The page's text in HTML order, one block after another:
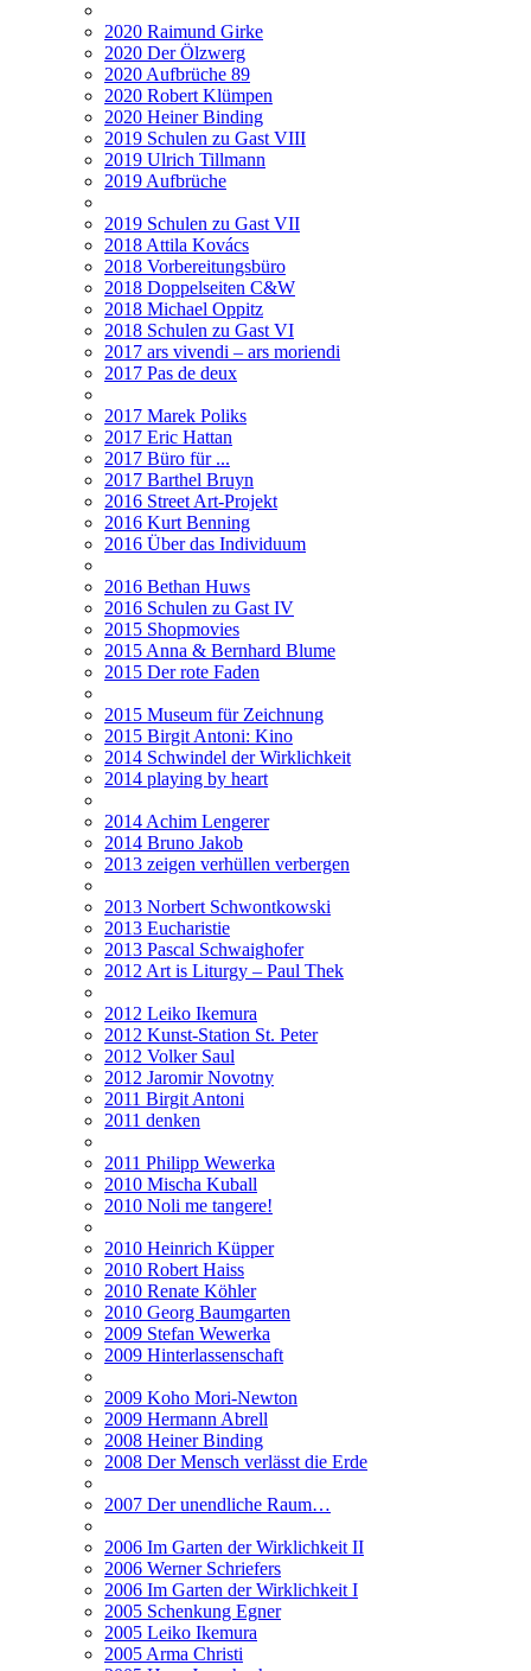
2020 Raimund Girke
2020 Der Ölzwerg
2020 Aufbrüche 89
2020 Robert Klümpen
2020 Heiner Binding
2019 Schulen zu Gast VIII
2019 Ulrich Tillmann
2019 Aufbrüche
2019 Schulen zu Gast VII
2018 Attila Kovács
2018 Vorbereitungsbüro
2018 Doppelseiten C&W
2018 Michael Oppitz
2018 Schulen zu Gast VI
2017 ars vivendi – ars moriendi
2017 Pas de deux
2017 Marek Poliks
2017 Eric Hattan
2017 Büro für ...
2017 Barthel Bruyn
2016 Street Art-Projekt
2016 Kurt Benning
2016 Über das Individuum
2016 Bethan Huws
2016 Schulen zu Gast IV
2015 Shopmovies
2015 Anna & Bernhard Blume
2015 Der rote Faden
2015 Museum für Zeichnung
2015 Birgit Antoni: Kino
2014 Schwindel der Wirklichkeit
2014 playing by heart
2014 Achim Lengerer
2014 Bruno Jakob
2013 zeigen verhüllen verbergen
2013 Norbert Schwontkowski
2013 Eucharistie
2013 Pascal Schwaighofer
2012 Art is Liturgy – Paul Thek
2012 Leiko Ikemura
2012 Kunst-Station St. Peter
2012 Volker Saul
2012 Jaromir Novotny
2011 Birgit Antoni
2011 denken
2011 Philipp Wewerka
2010 Mischa Kuball
2010 Noli me tangere!
2010 Heinrich Küpper
2010 Robert Haiss
2010 Renate Köhler
2010 Georg Baumgarten
2009 Stefan Wewerka
2009 Hinterlassenschaft
2009 Koho Mori-Newton
2009 Hermann Abrell
2008 Heiner Binding
2008 Der Mensch verlässt die Erde
2007 Der unendliche Raum…
2006 Im Garten der Wirklichkeit II
2006 Werner Schriefers
2006 Im Garten der Wirklichkeit I
2005 Schenkung Egner
2005 Leiko Ikemura
2005 Arma Christi